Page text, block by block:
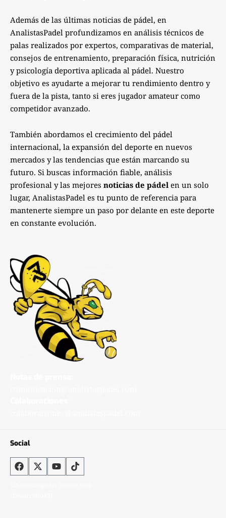
Además de las últimas noticias de pádel, en
AnalistasPadel profundizamos en análisis técnicos de
palas realizados por expertos, comparativas de material,
consejos de entrenamiento, preparación física, nutrición
y psicología deportiva aplicada al pádel. Nuestro
objetivo es ayudarte a mejorar tu rendimiento dentro y
fuera de la pista, tanto si eres jugador amateur como
competidor avanzado.
También abordamos el crecimiento del pádel
internacional, la expansión del deporte en nuevos
mercados y las tendencias que están marcando su
futuro. Si buscas información fiable, análisis
profesional y las mejores noticias de pádel en un solo
lugar, AnalistasPadel es tu punto de referencia para
mantenerte siempre un paso por delante en este deporte
en constante evolución.
Social